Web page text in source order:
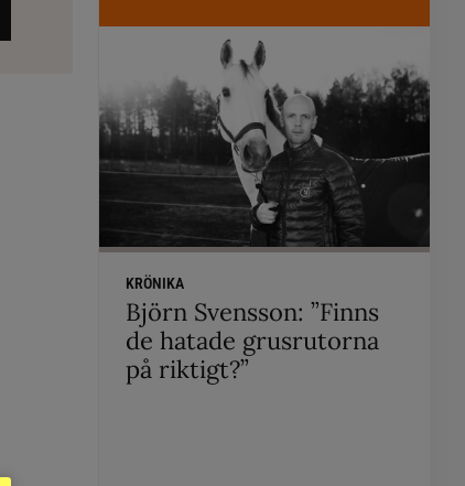
KRÖNIKA
Björn Svensson: ”Finns
de hatade grusrutorna
på riktigt?”